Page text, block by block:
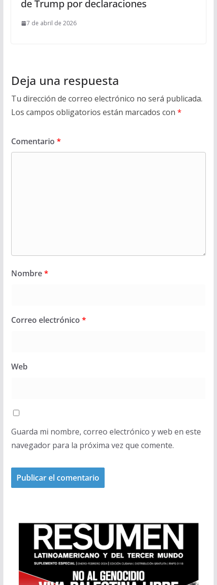
de Trump por declaraciones
7 de abril de 2026
Deja una respuesta
Tu dirección de correo electrónico no será publicada.
Los campos obligatorios están marcados con *
Comentario *
Nombre*
Correo electrónico *
Web
Guarda mi nombre, correo electrónico y web en este
navegador para la próxima vez que comente.